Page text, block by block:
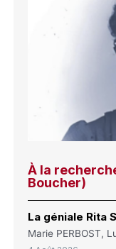
À la
Boucher)
La géniale Rita
Marie PERBOST,